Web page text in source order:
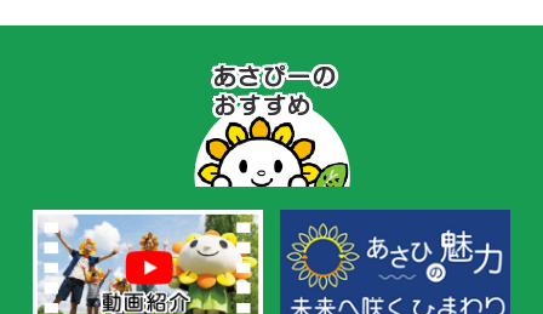
の
お
す
め